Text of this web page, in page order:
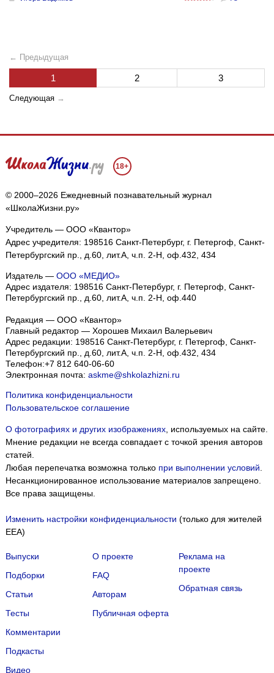
← Предыдущая
1 2 3
Следующая →
18+
© 2000–2026 Ежедневный познавательный журнал
«ШколаЖизни.ру»
Учредитель — ООО «Квантор»
Адрес учредителя: 198516 Санкт-Петербург, г. Петергоф, Санкт-
Петербургский пр., д.60, лит.А, ч.п. 2-Н, оф.432, 434
Издатель — ООО «МЕДИО»
Адрес издателя: 198516 Санкт-Петербург, г. Петергоф, Санкт-
Петербургский пр., д.60, лит.А, ч.п. 2-Н, оф.440
Редакция — ООО «Квантор»
Главный редактор — Хорошев Михаил Валерьевич
Адрес редакции: 198516 Санкт-Петербург, г. Петергоф Санкт-
Петербургский пр., д.60, лит.А, ч.п. 2-Н, оф.432, 434
Телефон:+7 812 640-06-60
Электронная почта: askme@shkolazhizni.ru
Политика конфиденциальности
Пользовательское соглашение
О фотографиях и других изображениях, используемых на сайте.
Мнение редакции не всегда совпадает с точкой зрения авторов
статей.
Любая перепечатка возможна только при выполнении условий
Несанкционированное использование материалов запрещено.
Все права защищены.
Изменить настройки конфиденциальности (только для жителей
EEA)
Выпуски
Подборки
Статьи
Тесты
Комментарии
Подкасты
Видео
О проекте
FAQ
Авторам
Публичная оферта
Реклама на
проекте
Обратная связь